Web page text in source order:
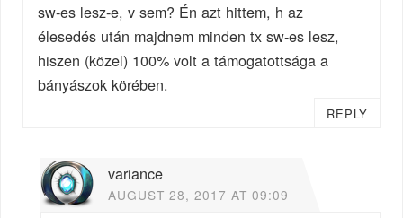
sw-es lesz-e, v sem? Én azt hittem, h az
élesedés után majdnem minden tx sw-es lesz,
hiszen (közel) 100% volt a támogatottsága a
bányászok körében.
REPLY
variance
AUGUST 28, 2017 AT 09:09